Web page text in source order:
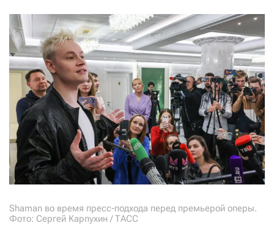
Shaman во время пресс-подхода перед премьерой оперы.
Фото: Сергей Карпухин / ТАСС